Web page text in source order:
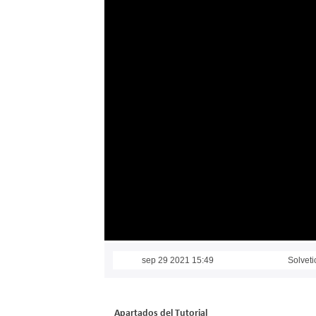
sep 29 2021 15:49
Apartados del Tutorial